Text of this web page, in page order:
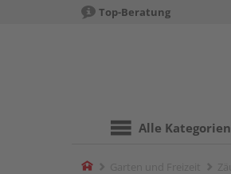
Top-Beratung
Alle Kategorien
Home